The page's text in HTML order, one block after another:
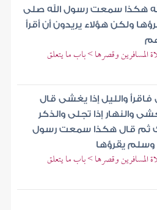
هكذا سمعت رسول الله صلى
ولكن هؤلاء يريدون أن أقرأ
وقصرها > باب ما يتعلق
والليل إذا يغشى قال
والنهار إذا تجلى والذكر
ثم قال هكذا سمعت رسول
وسلم يقرؤها
وقصرها > باب ما يتعلق